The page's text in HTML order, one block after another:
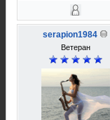
serapion1984
Ветеран